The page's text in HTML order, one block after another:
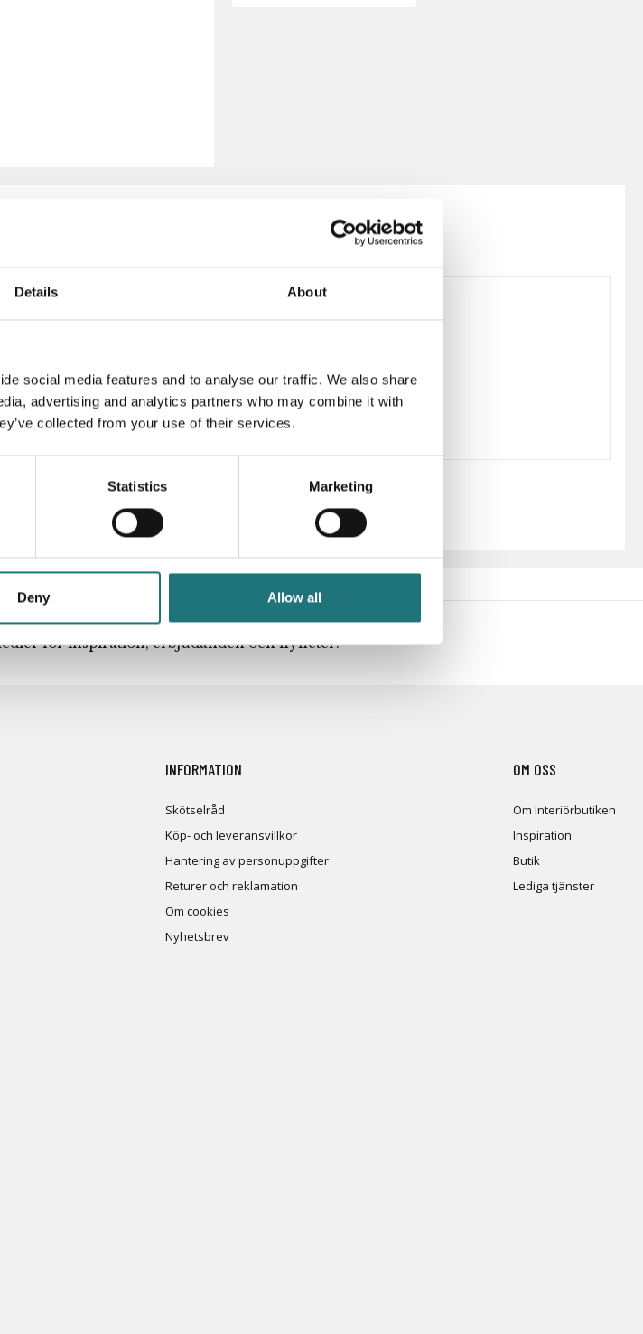
Details About
social media features and to analyse our traffic. We also share
advertising and analytics partners who may combine it with
collected from your use of their services.
Statistics Marketing
Deny Allow all
för inspiration, erbjudanden och nyheter!
INFORMATION
Skötselråd
Köp- och leveransvillkor
Hantering av personuppgifter
Returer och reklamation
Om cookies
Nyhetsbrev
OM OSS
Om Interiörbutiken
Inspiration
Butik
Lediga tjänster